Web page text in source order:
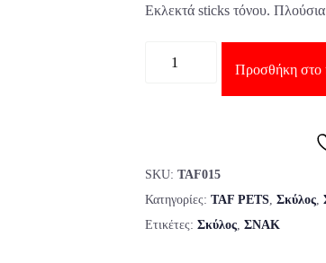
Εκλεκτά sticks τόνου.
Ποσότητα
Προσθήκη στο
SKU:TAF015
Κατηγορίες:TAF PETS,Σκύλος,
Ετικέτες:Σκύλος,ΣΝΑΚ